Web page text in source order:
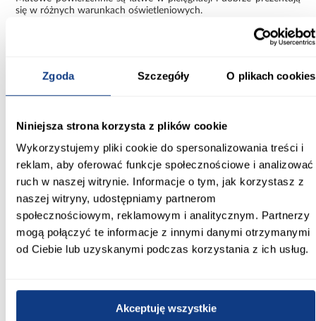
Zgoda Szczegóły O plikach cookies
Niniejsza strona korzysta z plików cookie
Wykorzystujemy pliki cookie do spersonalizowania treści i
reklam, aby oferować funkcje społecznościowe i analizować
ruch w naszej witrynie. Informacje o tym, jak korzystasz z
naszej witryny, udostępniamy partnerom
społecznościowym, reklamowym i analitycznym. Partnerzy
mogą połączyć te informacje z innymi danymi otrzymanymi
od Ciebie lub uzyskanymi podczas korzystania z ich usług.
Akceptuję wszystkie
się w różnych warunkach oświetleniowych.
Połączenie kaszmiru i złota to modne zestawienie, które nadaje
Funkcjonalna szafa Como 2-100
Szafa Como 2-100 kaszmir/złoty to kompaktowe i praktyczne
Jej estetyczny design i solidne wykonanie sprawiają, że dobrze
sprawdza się w codziennym użytkowaniu.
Informacje Transport Informacje o
Kształt: